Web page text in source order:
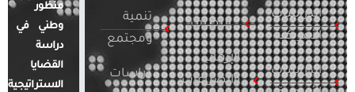
الدراسات
الأمريكية
الدراسات
التطرف
الإرهاب
والصراعات
تنمية
ومجتمع
دراسات
منظور
وطني في
دراسة
القضايا
الاستراتيجية